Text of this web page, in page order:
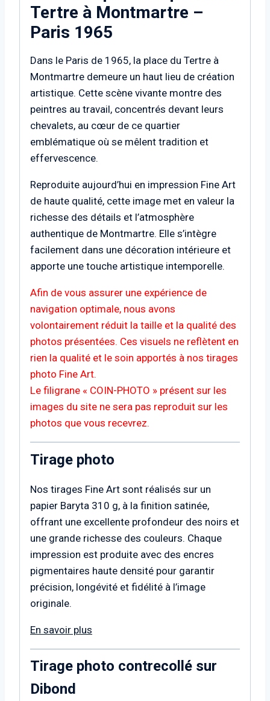
Tertre à Montmartre –
Paris 1965
Dans le Paris de 1965, la place du Tertre à
Montmartre demeure un haut lieu de création
artistique. Cette scène vivante montre des
peintres au travail, concentrés devant leurs
chevalets, au cœur de ce quartier
emblématique où se mêlent tradition et
effervescence.
Reproduite aujourd’hui en impression Fine Art
de haute qualité, cette image met en valeur la
richesse des détails et l’atmosphère
authentique de Montmartre. Elle s’intègre
facilement dans une décoration intérieure et
apporte une touche artistique intemporelle.
Afin de vous assurer une expérience de
navigation optimale, nous avons
volontairement réduit la taille et la qualité des
photos présentées. Ces visuels ne reflètent en
rien la qualité et le soin apportés à nos tirages
photo Fine Art.
Le filigrane « COIN-PHOTO » présent sur les
images du site ne sera pas reproduit sur les
photos que vous recevrez.
Tirage photo
Nos tirages Fine Art sont réalisés sur un
papier Baryta 310 g, à la finition satinée,
offrant une excellente profondeur des noirs et
une grande richesse des couleurs. Chaque
impression est produite avec des encres
pigmentaires haute densité pour garantir
précision, longévité et fidélité à l’image
originale.
En savoir plus
Tirage photo contrecollé sur
Dibond